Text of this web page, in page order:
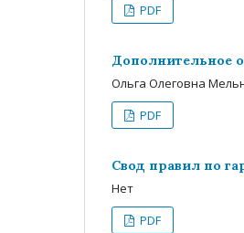
PDF
Дополнительное
Ольга Олеговна
PDF
Свод правил по
Нет
PDF